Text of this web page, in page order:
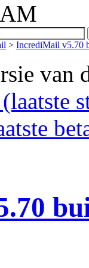
> IncrediMail v5.70
van